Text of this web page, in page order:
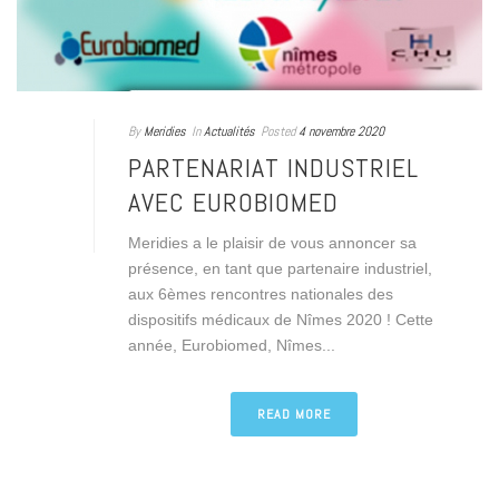
By Meridies InActualités Posted 4 novembre 2020
PARTENARIAT INDUSTRIEL
AVEC EUROBIOMED
Meridies a le plaisir de vous annoncer sa
présence, en tant que partenaire industriel,
aux 6èmes rencontres nationales des
dispositifs médicaux de Nîmes 2020 ! Cette
année, Eurobiomed, Nîmes...
READ MORE